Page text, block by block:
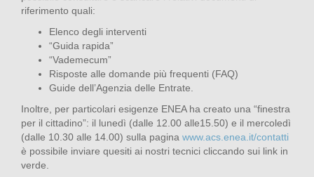
riferimento quali:
Elenco degli interventi
“Guida rapida”
“Vademecum”
Risposte alle domande più frequenti (FAQ)
Guide dell’Agenzia delle Entrate.
Inoltre, per particolari esigenze ENEA ha creato una “finestra
per il cittadino”: il lunedì (dalle 12.00 alle15.50) e il mercoledì
(dalle 10.30 alle 14.00) sulla pagina www.acs.enea.it/contatti
è possibile inviare quesiti ai nostri tecnici cliccando sui link in
verde.